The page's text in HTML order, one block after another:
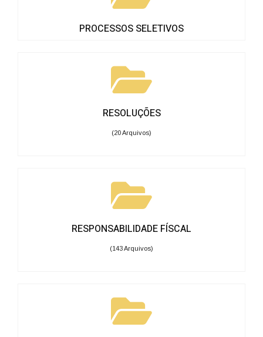
PROCESSOS SELETIVOS
RESOLUÇÕES
(20 Arquivos)
RESPONSABILIDADE FÍSCAL
(143 Arquivos)